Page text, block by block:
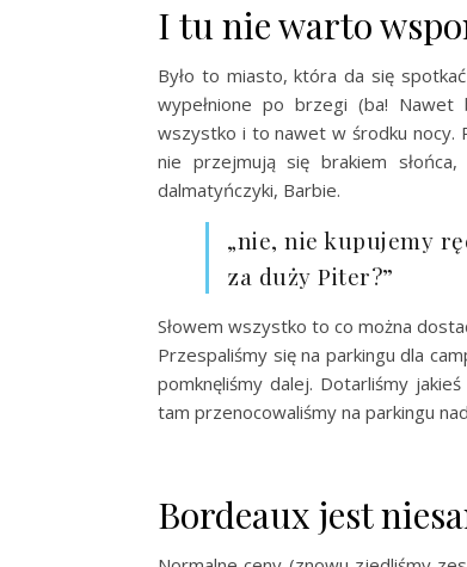
I tu nie warto
Było to miasto, która da się
wypełnione po brzegi (ba! Nawet
wszystko i to nawet w środku nocy.
nie przejmują się brakiem
dalmatyńczyki, Barbie.
„nie, nie kupujemy
za duży Piter?”
Słowem wszystko to co można
Przespaliśmy się na parkingu dla
pomknęliśmy dalej. Dotarliśmy
tam przenocowaliśmy na parkingu
Bordeaux jest